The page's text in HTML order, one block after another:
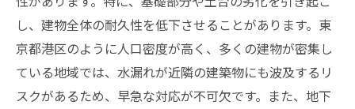
し、建物全体の耐久性を低下させることがあります。東
京都港区のように人口密度が高く、多くの建物が密集し
ている地域では、水漏れが近隣の建築物にも波及するリ
スクがあるため、早急な対応が不可欠です。また、地下